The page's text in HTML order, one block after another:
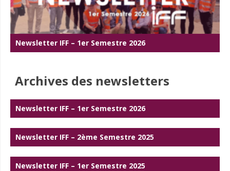
Newsletter IFF – 1er Semestre 2026
Archives des newsletters
Newsletter IFF – 1er Semestre 2026
Newsletter IFF – 2ème Semestre 2025
Newsletter IFF – 1er Semestre 2025